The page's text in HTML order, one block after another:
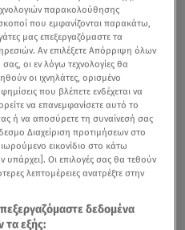
παρακολούθησης
που εμφανίζονται παρακάτω,
μας επεξεργαζόμαστε τα
Αν επιλέξετε Απόρριψη όλων
οι εν λόγω τεχνολογίες θα
οι ιχνηλάτες, ορισμένο
που βλέπετε ενδέχεται να
να επανεμφανίσετε αυτό το
ή να αποσύρετε τη συναίνεσή σας
Διαχείριση προτιμήσεων στο
εικονίδιο στο κάτω
υπάρχει]. Οι επιλογές σας θα τεθούν
λεπτομέρειες ανατρέξτε στην
δεδομένα
τα εξής: